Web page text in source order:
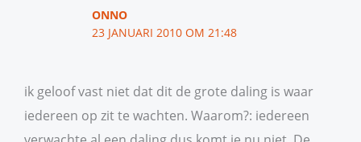
ONNO
23 JANUARI 2010 OM 21:48
ik geloof vast niet dat dit de grote daling is waar
iedereen op zit te wachten. Waarom?: iedereen